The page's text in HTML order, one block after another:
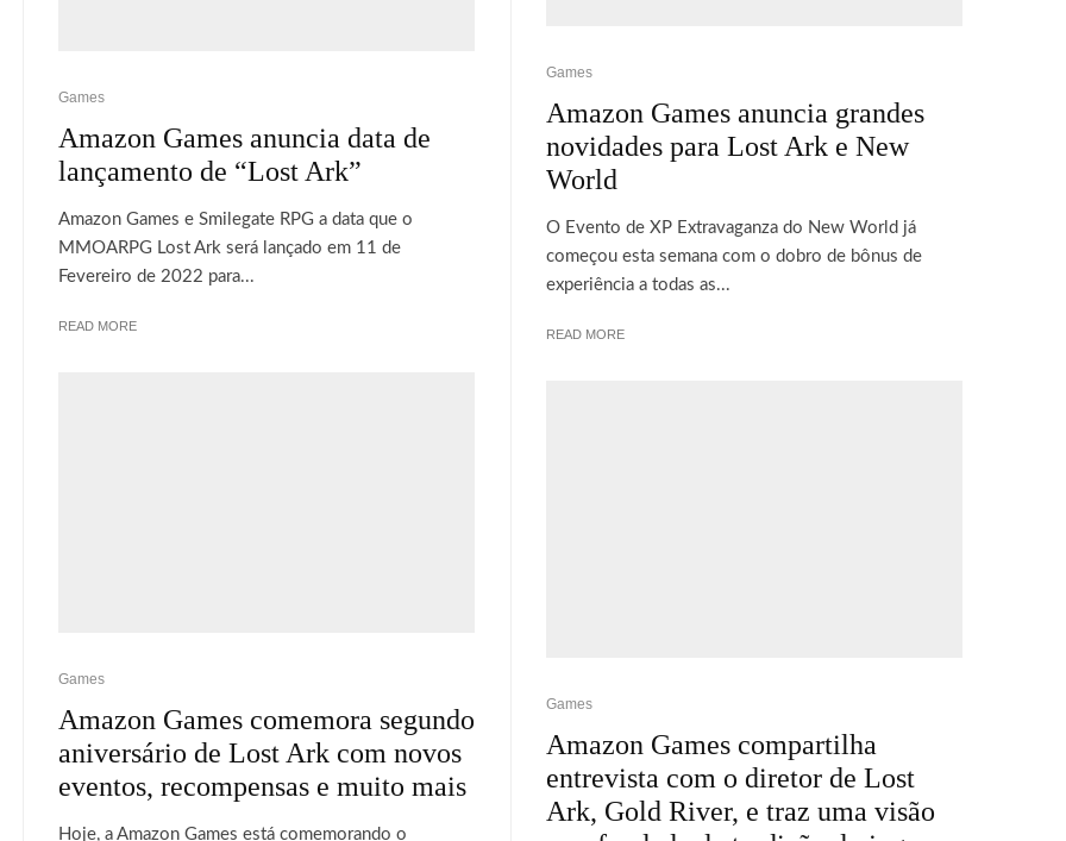
Games
Amazon Games anuncia data de
lançamento de “Lost Ark”
Amazon Games e Smilegate RPG a data que o
MMOARPG Lost Ark será lançado em 11 de
Fevereiro de 2022 para...
READ MORE
Games
Amazon Games comemora segundo
aniversário de Lost Ark com novos
eventos, recompensas e muito mais
Hoje, a Amazon Games está comemorando o
Games
Amazon Games anuncia grandes
novidades para Lost Ark e New
World
O Evento de XP Extravaganza do New World já
começou esta semana com o dobro de bônus de
experiência a todas as...
READ MORE
Games
Amazon Games compartilha
entrevista com o diretor de Lost
Ark, Gold River, e traz uma visão